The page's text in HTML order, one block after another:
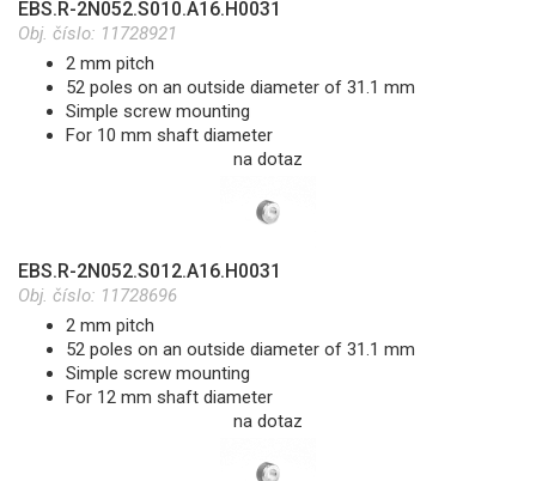
EBS.R-2N052.S010.A16.H0031
Obj. číslo: 11728921
2 mm pitch
52 poles on an outside diameter of 31.1 mm
Simple screw mounting
For 10 mm shaft diameter
na dotaz
EBS.R-2N052.S012.A16.H0031
Obj. číslo: 11728696
2 mm pitch
52 poles on an outside diameter of 31.1 mm
Simple screw mounting
For 12 mm shaft diameter
na dotaz